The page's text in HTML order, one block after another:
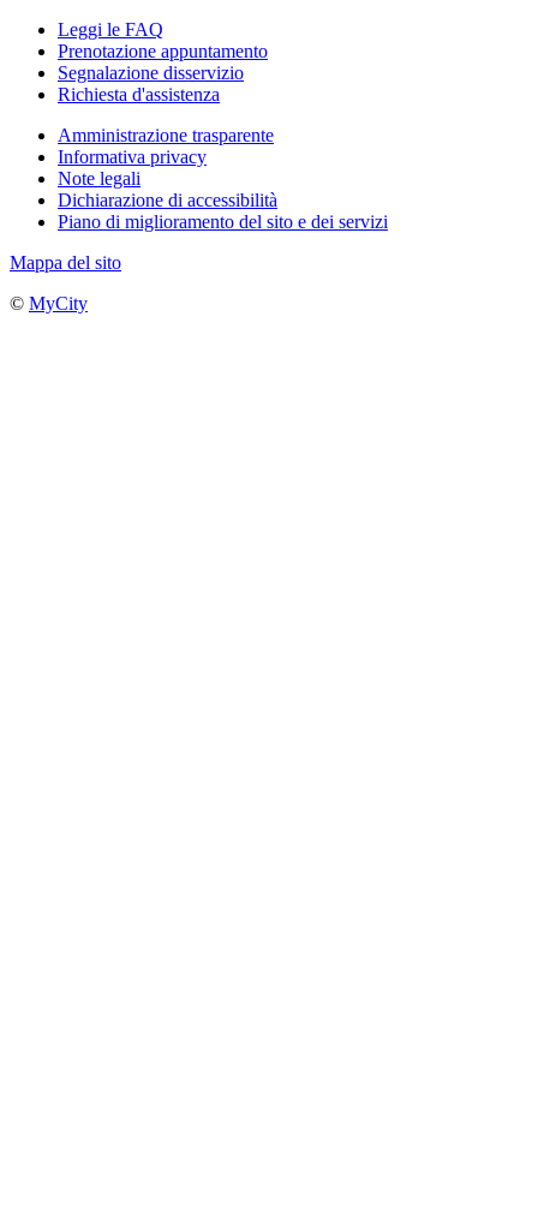
Leggi le FAQ
Prenotazione appuntamento
Segnalazione disservizio
Richiesta d'assistenza
Amministrazione trasparente
Informativa privacy
Note legali
Dichiarazione di accessibilità
Piano di miglioramento del sito e dei servizi
Mappa del sito
© MyCity